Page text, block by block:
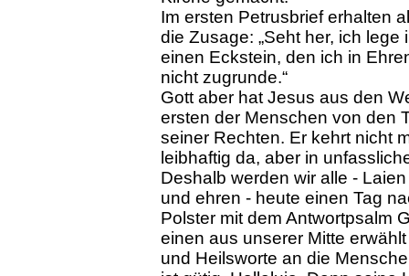
Im ersten Petrusbrief erhalten
die Zusage: „Seht her, ich
einen Eckstein, den ich in
nicht zugrunde.“
Gott aber hat Jesus aus den
ersten der Menschen von den
seiner Rechten. Er kehrt nicht
leibhaftig da, aber in
Deshalb werden wir alle -
und ehren - heute einen Tag
Polster mit dem Antwortpsalm
einen aus unserer Mitte
und Heilsworte an die